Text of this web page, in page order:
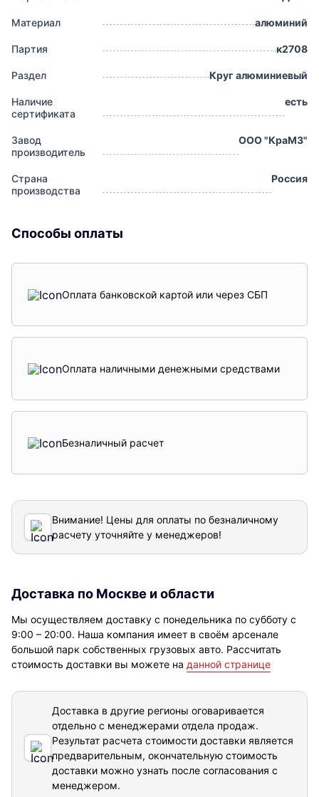
Материал алюминий
Партия к2708
Раздел Круг алюминиевый
Наличие
сертификата
есть
Завод
производитель
ООО "КраМЗ"
Страна
производства
Россия
Способы оплаты
Оплата банковской картой или через СБП
Оплата наличными денежными средствами
Безналичный расчет
Внимание! Цены для оплаты по безналичному
расчету уточняйте у менеджеров!
Доставка по Москве и области
Мы осуществляем доставку с понедельника по субботу с
9:00 – 20:00. Наша компания имеет в своём арсенале
большой парк собственных грузовых авто. Рассчитать
стоимость доставки вы можете на данной странице
Доставка в другие регионы оговаривается
отдельно с менеджерами отдела продаж.
Результат расчета стоимости доставки является
предварительным, окончательную стоимость
доставки можно узнать после согласования с
менеджером.